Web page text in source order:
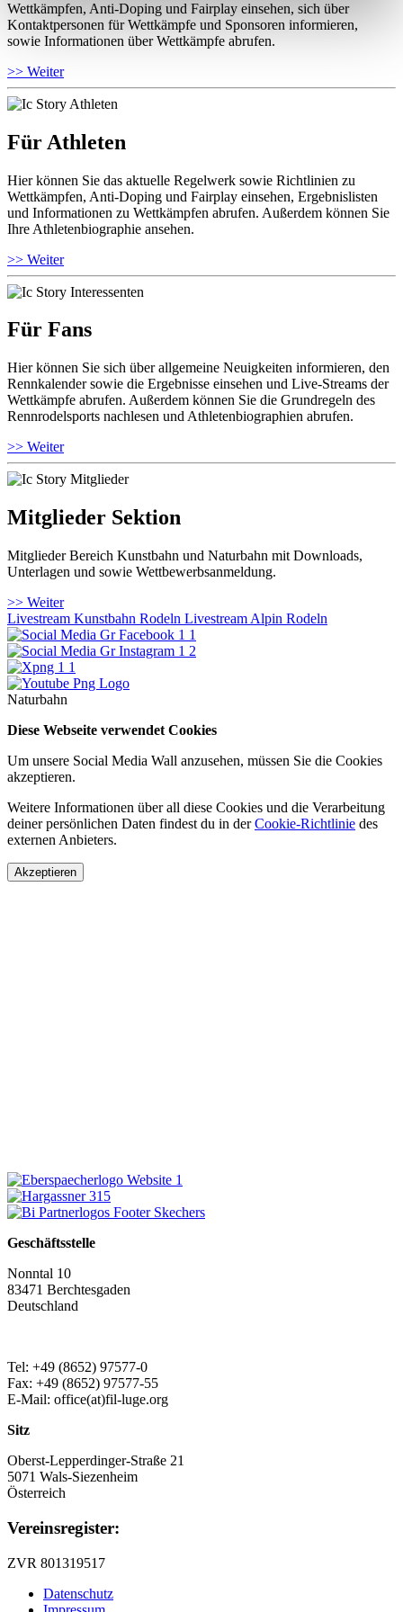
Wettkämpfen, Anti-Doping und Fairplay einsehen, sich über
Kontaktpersonen für Wettkämpfe und Sponsoren informieren,
sowie Informationen über Wettkämpfe abrufen.
>> Weiter
Für Athleten
Hier können Sie das aktuelle Regelwerk sowie Richtlinien zu
Wettkämpfen, Anti-Doping und Fairplay einsehen, Ergebnislisten
und Informationen zu Wettkämpfen abrufen. Außerdem können Sie
Ihre Athletenbiographie ansehen.
>> Weiter
Für Fans
Hier können Sie sich über allgemeine Neuigkeiten informieren, den
Rennkalender sowie die Ergebnisse einsehen und Live-Streams der
Wettkämpfe abrufen. Außerdem können Sie die Grundregeln des
Rennrodelsports nachlesen und Athletenbiographien abrufen.
>> Weiter
Mitglieder Sektion
Mitglieder Bereich Kunstbahn und Naturbahn mit Downloads,
Unterlagen und sowie Wettbewerbsanmeldung.
>> Weiter
Livestream Kunstbahn Rodeln Livestream Alpin Rodeln
Naturbahn
Diese Webseite verwendet Cookies
Um unsere Social Media Wall anzusehen, müssen Sie die Cookies
akzeptieren.
Weitere Informationen über all diese Cookies und die Verarbeitung
deiner persönlichen Daten findest du in derCookie-Richtlinie des
externen Anbieters.
Akzeptieren
Geschäftsstelle
Nonntal 10
83471 Berchtesgaden
Deutschland
Tel: +49 (8652) 97577-0
Fax: +49 (8652) 97577-55
E-Mail: office(at)fil-luge.org
Sitz
Oberst-Lepperdinger-Straße 21
5071 Wals-Siezenheim
Österreich
Vereinsregister:
ZVR 801319517
Datenschutz